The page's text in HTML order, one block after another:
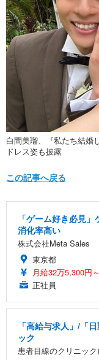
白間美瑠、『私たち結
ドレス姿も披露
この記事へ戻る
「ゲーム好き必見
消化率高い
株式会社Meta Sales
東京都
月給32万5,300円
正社員
「高給与求人」/「
ック
患者目線のクリニッ